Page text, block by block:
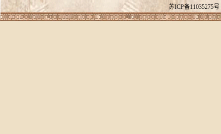
苏ICP备11035275号